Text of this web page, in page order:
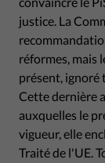
justice. La
réformes, mais
présent, ignoré
Cette dernière
auxquelles le
vigueur, elle
Traité de l'UE.